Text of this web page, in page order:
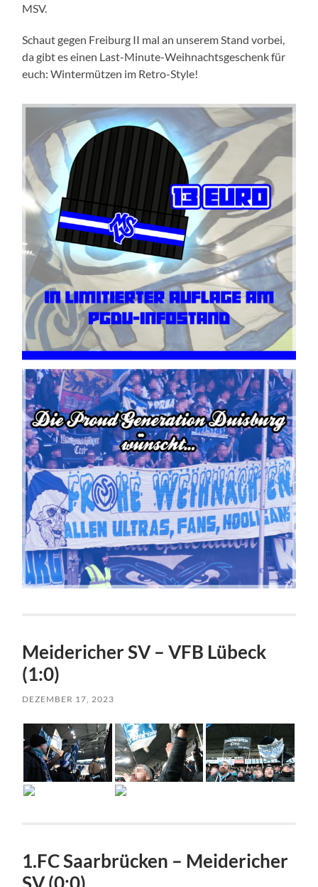
MSV.
Schaut gegen Freiburg II mal an unserem Stand vorbei,
da gibt es einen Last-Minute-Weihnachtsgeschenk für
euch: Wintermützen im Retro-Style!
Meidericher SV – VFB Lübeck
(1:0)
DEZEMBER 17, 2023
1.FC Saarbrücken – Meidericher